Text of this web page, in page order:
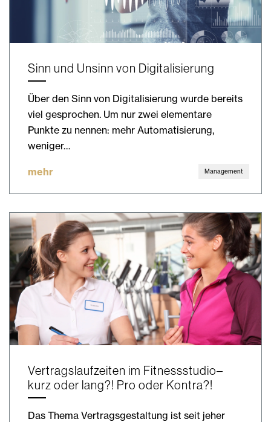
Sinn und Unsinn von Digitalisierung
Über den Sinn von Digitalisierung wurde bereits
viel gesprochen. Um nur zwei elementare
Punkte zu nennen: mehr Automatisierung,
weniger…
mehr Management
Vertragslaufzeiten im Fitnessstudio–
kurz oder lang?! Pro oder Kontra?!
Das Thema Vertragsgestaltung ist seit jeher